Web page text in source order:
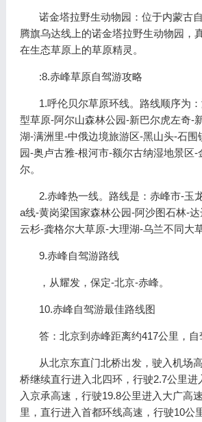
诺金塔拉野生动物园：位于内蒙古
腾旗乌达线上的诺金塔拉野生动物园，
在生态草原上的草原精灵。
:8.赤峰草原自驾游攻略
1.呼伦贝尔草原环线。路线顺序为：
型草原-阿尔山森林公园-新巴尔虎左奇-
湖-满洲里-中俄边境旅游区-黑山头-石围
园-奥卢古雅-根河市-额尔古纳湿地景区-
尔。
2.赤峰热一线。路线是：赤峰市-玉
a线-黄岗梁国家森林公园-阿沙图石林-
云杉-龚格尔大草原-大理湖-乌兰不同大草
9.赤峰自驾游路线
，从耀发，保定-北京-赤峰。
10.赤峰自驾游最佳路线图
答：北京到赤峰距离约417公里，自
从北京东直门北桥出发，驶入机场
桥继续直行进入北四环，行驶2.7公里进
入京承高速，行驶19.8公里进入大广高
里，直行进入首都环线高速，行驶10公